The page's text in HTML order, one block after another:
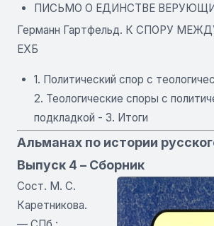
ПИСЬМО О ЕДИНСТВЕ
Германн Гартфельд. К СПОРУ
ЕХБ
1. Политический спор с
2. Теологические споры с
подкладкой - 3. Итоги
Альманах по истории
Выпуск 4 – Сборник
Сост. М. С.
Каретникова.